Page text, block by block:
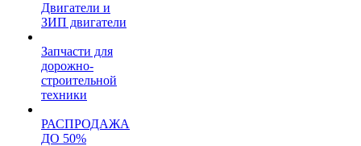
Двигатели и
ЗИП двигатели
Запчасти для
дорожно-
строительной
техники
РАСПРОДАЖА
ДО 50%